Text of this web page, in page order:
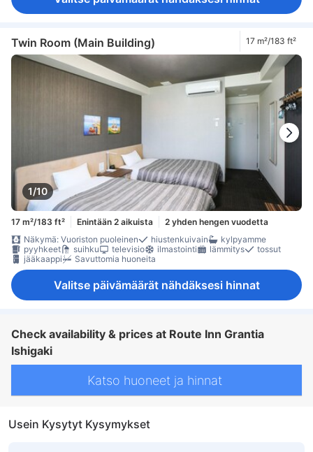
Twin Room (Main Building) 17 m²/183 ft²
1/10
17 m²/183 ft² Enintään 2 aikuista
2 yhden hengen vuodetta
Näkymä: Vuoriston puoleinen
hiustenkuivain
kylpyamme
pyyhkeet
suihku televisio ilmastointi lämmitys
tossut
jääkaappi
Savuttomia huoneita
Valitse päivämäärät nähdäksesi hinnat
Check availability & prices at Route Inn Grantia
Ishigaki
Katso huoneet ja hinnat
Usein Kysytyt Kysymykset